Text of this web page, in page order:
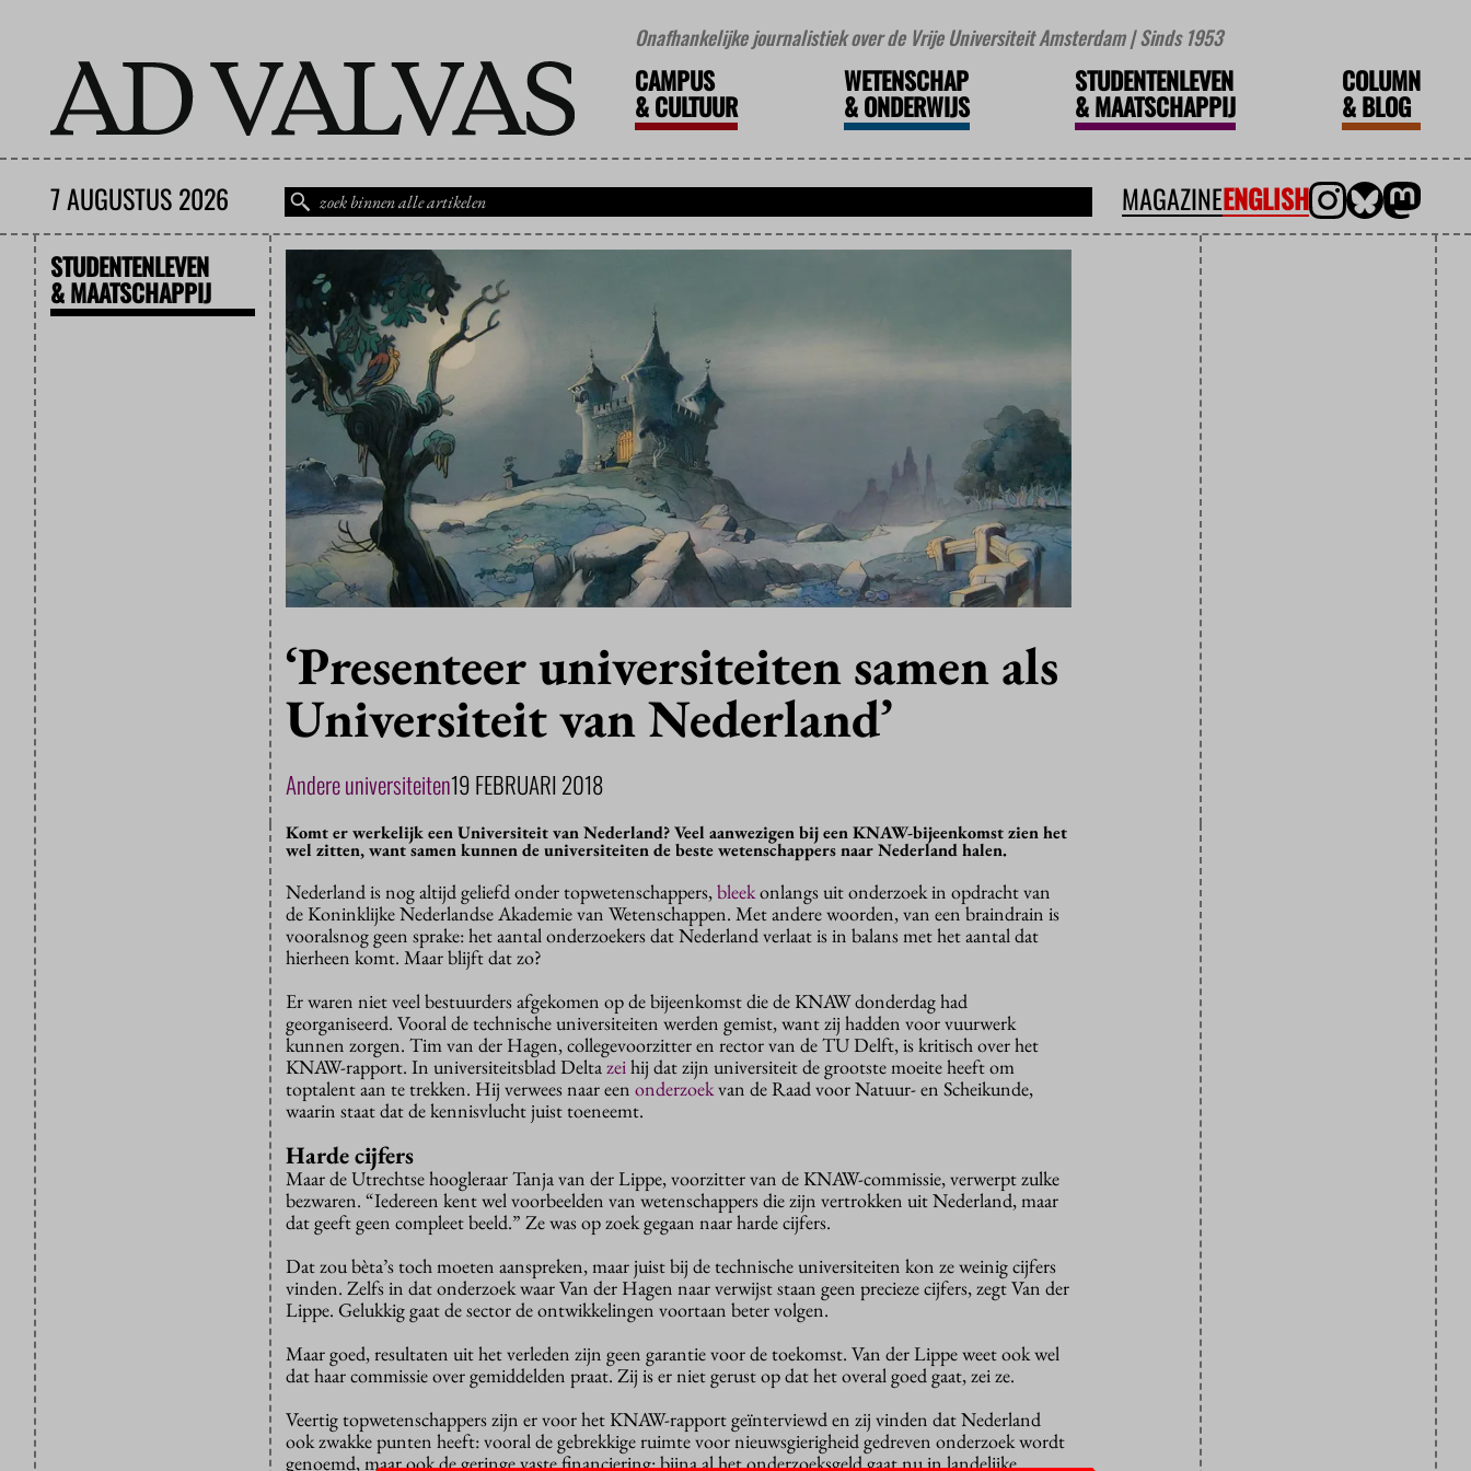
Onafhankelijke journalistiek over de Vrije Universiteit Amsterdam | Sinds 1953
CAMPUS
&CULTUUR
WETENSCHAP
&ONDERWIJS
STUDENTENLEVEN
&MAATSCHAPPIJ
COLUMN
&BLOG
7 AUGUSTUS 2026 MAGAZINEENGLISH
STUDENTENLEVEN
& MAATSCHAPPIJ
‘Presenteer universiteiten samen als
Universiteit van Nederland’
Andere universiteiten19 FEBRUARI 2018
Komt er werkelijk een Universiteit van Nederland? Veel aanwezigen bij een KNAW-bijeenkomst zien het
wel zitten, want samen kunnen de universiteiten de beste wetenschappers naar Nederland halen.
Nederland is nog altijd geliefd onder topwetenschappers, bleekonlangs uit onderzoek in opdracht van
de Koninklijke Nederlandse Akademie van Wetenschappen. Met andere woorden, van een braindrain is
vooralsnog geen sprake: het aantal onderzoekers dat Nederland verlaat is in balans met het aantal dat
hierheen komt. Maar blijft dat zo?
Er waren niet veel bestuurders afgekomen op de bijeenkomst die de KNAW donderdag had
georganiseerd. Vooral de technische universiteiten werden gemist, want zij hadden voor vuurwerk
kunnen zorgen. Tim van der Hagen, collegevoorzitter en rector van de TU Delft, is kritisch over het
KNAW-rapport. In universiteitsblad Deltazei hij dat zijn universiteit de grootste moeite heeft om
toptalent aan te trekken. Hij verwees naar een onderzoekvan de Raad voor Natuur- en Scheikunde,
waarin staat dat de kennisvlucht juist toeneemt.
Harde cijfers
Maar de Utrechtse hoogleraar Tanja van der Lippe, voorzitter van de KNAW-commissie, verwerpt zulke
bezwaren. “Iedereen kent wel voorbeelden van wetenschappers die zijn vertrokken uit Nederland, maar
dat geeft geen compleet beeld.” Ze was op zoek gegaan naar harde cijfers.
Dat zou bèta’s toch moeten aanspreken, maar juist bij de technische universiteiten kon ze weinig cijfers
vinden. Zelfs in dat onderzoek waar Van der Hagen naar verwijst staan geen precieze cijfers, zegt Van der
Lippe. Gelukkig gaat de sector de ontwikkelingen voortaan beter volgen.
Maar goed, resultaten uit het verleden zijn geen garantie voor de toekomst. Van der Lippe weet ook wel
dat haar commissie over gemiddelden praat. Zij is er niet gerust op dat het overal goed gaat, zei ze.
Veertig topwetenschappers zijn er voor het KNAW-rapport geïnterviewd en zij vinden dat Nederland
ook zwakke punten heeft: vooral de gebrekkige ruimte voor nieuwsgierigheid gedreven onderzoek wordt
genoemd, maar ook de geringe vaste financiering: bijna al het onderzoeksgeld gaat nu in landelijke